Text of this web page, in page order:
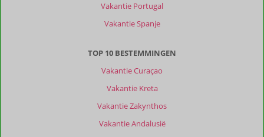
Vakantie Portugal
Vakantie Spanje
TOP 10 BESTEMMINGEN
Vakantie Curaçao
Vakantie Kreta
Vakantie Zakynthos
Vakantie Andalusië